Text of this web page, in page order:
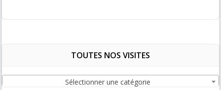
TOUTES NOS VISITES
Sélectionner une catégorie